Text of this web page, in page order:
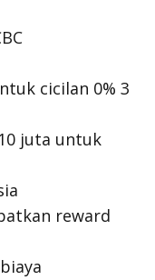
cicilan 0% 3
juta untuk
reward